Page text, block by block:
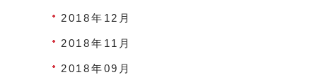
2018年12月
2018年11月
2018年09月